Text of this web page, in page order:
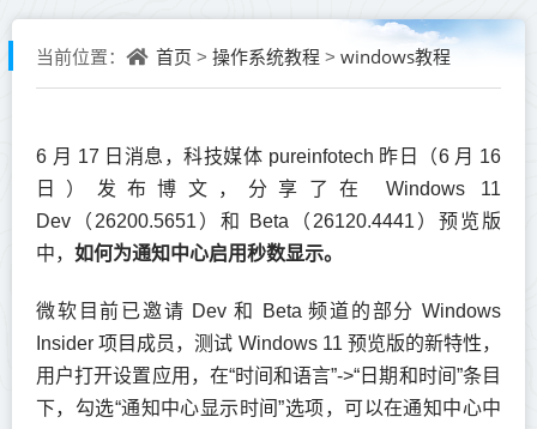
当前位置： 首页 > 操作系统教程 > windows教程
6 月 17 日消息，科技媒体 pureinfotech 昨日（6 月 16
日）发布博文，分享了在 Windows 11
Dev（26200.5651）和 Beta（26120.4441）预览版
中， 如何为通知中心启用秒数显示。
微软目前已邀请 Dev 和 Beta 频道的部分 Windows
Insider 项目成员，测试 Windows 11 预览版的新特性，
用户打开设置应用，在“时间和语言”->“日期和时间”条目
下，勾选“通知中心显示时间”选项，可以在通知中心中